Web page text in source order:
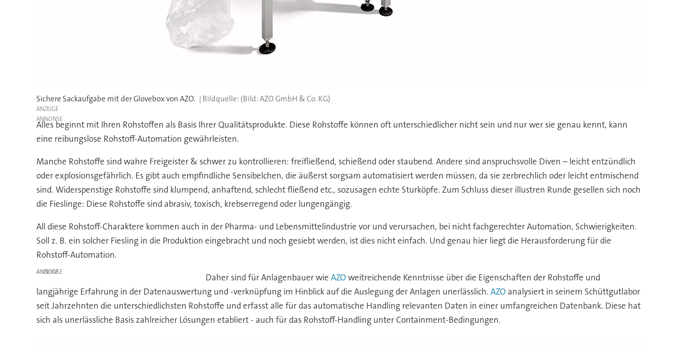
Sichere Sackaufgabe mit der Glovebox von AZO. (Bild: AZO GmbH & Co. KG)
ANZEIGE
Alles beginnt mit Ihren Rohstoffen als Basis Ihrer Qualitätsprodukte. Diese Rohstoffe können oft unterschiedlicher nicht sein und nur wer sie genau kennt, kann
eine reibungslose Rohstoff-Automation gewährleisten.
Manche Rohstoffe sind wahre Freigeister & schwer zu kontrollieren: freifließend, schießend oder staubend. Andere sind anspruchsvolle Diven – leicht entzündlich
oder explosionsgefährlich. Es gibt auch empfindliche Sensibelchen, die äußerst sorgsam automatisiert werden müssen, da sie zerbrechlich oder leicht entmischend
sind. Widerspenstige Rohstoffe sind klumpend, anhaftend, schlecht fließend etc., sozusagen echte Sturköpfe. Zum Schluss dieser illustren Runde gesellen sich noch
die Fieslinge: Diese Rohstoffe sind abrasiv, toxisch, krebserregend oder lungengängig.
All diese Rohstoff-Charaktere kommen auch in der Pharma- und Lebensmittelindustrie vor und verursachen, bei nicht fachgerechter Automation, Schwierigkeiten.
Soll z. B. ein solcher Fiesling in die Produktion eingebracht und noch gesiebt werden, ist dies nicht einfach. Und genau hier liegt die Herausforderung für die
Rohstoff-Automation.
ANZEIGE Daher sind für Anlagenbauer wieAZOweitreichende Kenntnisse über die Eigenschaften der Rohstoffe und
langjährige Erfahrung in der Datenauswertung und -verknüpfung im Hinblick auf die Auslegung der Anlagen unerlässlich. AZOanalysiert in seinem Schüttgutlabor
seit Jahrzehnten die unterschiedlichsten Rohstoffe und erfasst alle für das automatische Handling relevanten Daten in einer umfangreichen Datenbank. Diese hat
sich als unerlässliche Basis zahlreicher Lösungen etabliert - auch für das Rohstoff-Handling unter Containment-Bedingungen.